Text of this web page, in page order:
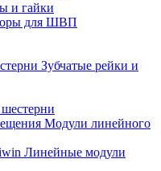
и гайки
для ШВП
Зубчатые рейки и
Модули линейного
Линейные модули